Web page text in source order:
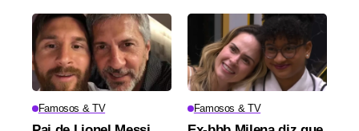
Famosos & TV Famosos & TV